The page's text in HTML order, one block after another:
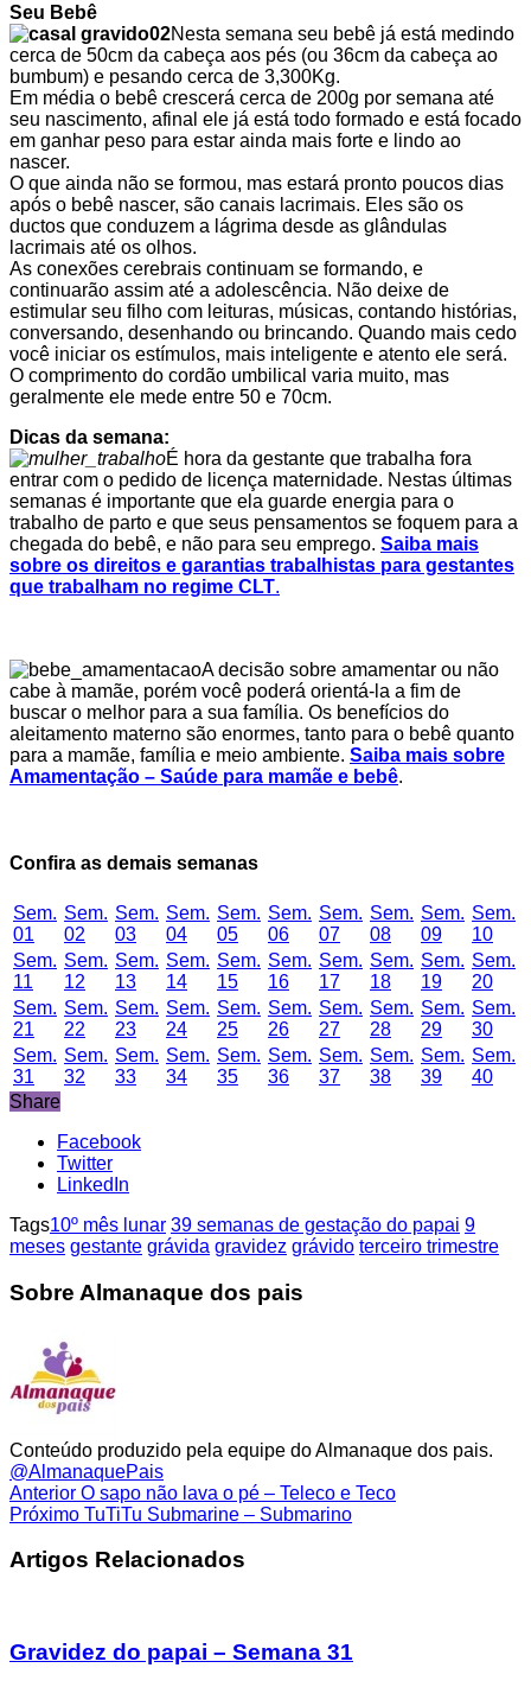
Seu Bebê
Nesta semana seu bebê já está medindo
cerca de 50cm da cabeça aos pés (ou 36cm da cabeça ao
bumbum) e pesando cerca de 3,300Kg.
Em média o bebê crescerá cerca de 200g por semana até
seu nascimento, afinal ele já está todo formado e está focado
em ganhar peso para estar ainda mais forte e lindo ao
nascer.
O que ainda não se formou, mas estará pronto poucos dias
após o bebê nascer, são canais lacrimais. Eles são os
ductos que conduzem a lágrima desde as glândulas
lacrimais até os olhos.
As conexões cerebrais continuam se formando, e
continuarão assim até a adolescência. Não deixe de
estimular seu filho com leituras, músicas, contando histórias,
conversando, desenhando ou brincando. Quando mais cedo
você iniciar os estímulos, mais inteligente e atento ele será.
O comprimento do cordão umbilical varia muito, mas
geralmente ele mede entre 50 e 70cm.
Dicas da semana:
É hora da gestante que trabalha fora
entrar com o pedido de licença maternidade. Nestas últimas
semanas é importante que ela guarde energia para o
trabalho de parto e que seus pensamentos se foquem para a
chegada do bebê, e não para seu emprego. Saiba mais
sobre os direitos e garantias trabalhistas para gestantes
que trabalham no regime CLT.
A decisão sobre amamentar ou não
cabe à mamãe, porém você poderá orientá-la a fim de
buscar o melhor para a sua família. Os benefícios do
aleitamento materno são enormes, tanto para o bebê quanto
para a mamãe, família e meio ambiente. Saiba mais sobre
Amamentação – Saúde para mamãe e bebê.
Confira as demais semanas
Sem.
01
Sem.
02
Sem.
03
Sem.
04
Sem.
05
Sem.
06
Sem.
07
Sem.
08
Sem.
09
Sem.
10
Sem.
11
Sem.
12
Sem.
13
Sem.
14
Sem.
15
Sem.
16
Sem.
17
Sem.
18
Sem.
19
Sem.
20
Sem.
21
Sem.
22
Sem.
23
Sem.
24
Sem.
25
Sem.
26
Sem.
27
Sem.
28
Sem.
29
Sem.
30
Sem.
31
Sem.
32
Sem.
33
Sem.
34
Sem.
35
Sem.
36
Sem.
37
Sem.
38
Sem.
39
Sem.
40
Share
Facebook
Twitter
LinkedIn
Tags10º mês lunar 39 semanas de gestação do papai 9
meses gestante grávida gravidez grávido terceiro trimestre
Sobre Almanaque dos pais
Conteúdo produzido pela equipe do Almanaque dos pais.
@AlmanaquePais
Anterior O sapo não lava o pé – Teleco e Teco
Próximo TuTiTu Submarine – Submarino
Artigos Relacionados
Gravidez do papai – Semana 31